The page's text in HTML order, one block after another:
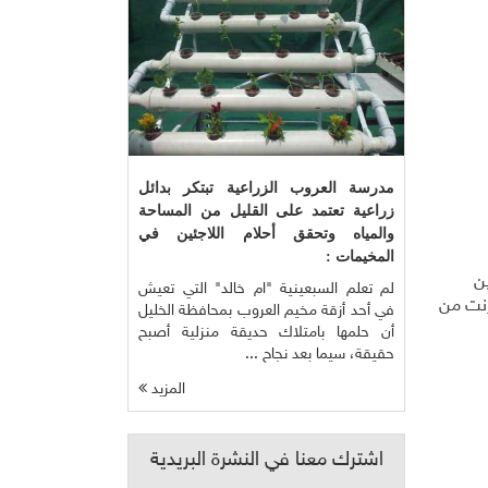
الفجوة بين
الانترنت من
مدرسة العروب الزراعية تبتكر بدائل
زراعية تعتمد على القليل من المساحة
والمياه وتحقق أحلام اللاجئين في
المخيمات :
لم تعلم السبعينية "ام خالد" التي تعيش
في أحد أزقة مخيم العروب بمحافظة الخليل
أن حلمها بامتلاك حديقة منزلية أصبح
حقيقة، سيما بعد نجاح ...
المزيد
اشترك معنا في النشرة البريدية